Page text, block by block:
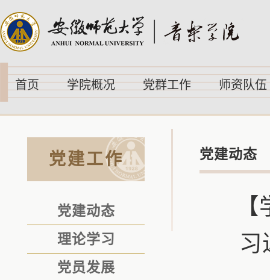
首页 学院概况 党群工作 师资队伍
党建工作
党建动态
理论学习
党员发展
党建动态
习